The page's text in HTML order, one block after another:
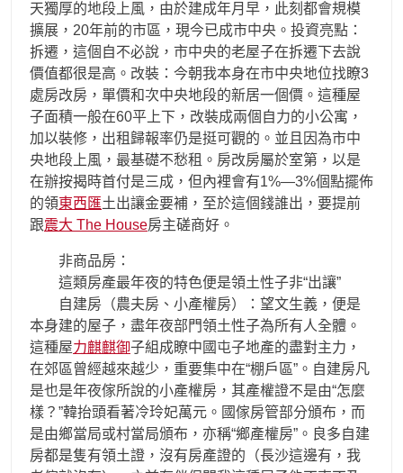
天獨厚的地段上風，由於建成年月早，此刻都會規模
擴展，20年前的市區，現今已成市中央。投資亮點：
拆遷，這個自不必說，市中央的老屋子在拆遷下去說
價值都很是高。改裝：今朝我本身在市中央地位找瞭3
處房改房，單價和次中央地段的新居一個價。這種屋
子面積一般在60平上下，改裝成兩個自力的小公寓，
加以裝修，出租歸報率仍是挺可觀的。並且因為市中
央地段上風，最基礎不愁租。房改房屬於室第，以是
在辦按揭時首付是三成，但內裡會有1%—3%個點擺佈
的領東西匯土出讓金要補，至於這個錢誰出，要提前
跟震大 The House房主磋商好。
非商品房：
這類房產最年夜的特色便是領土性子非“出讓”
自建房（農夫房、小產權房）：望文生義，便是
本身建的屋子，盡年夜部門領土性子為所有人全體。
這種屋力麒麒御子組成瞭中國屯子地產的盡對主力，
在郊區曾經越來越少，重要集中在“棚戶區”。自建房凡
是也是年夜傢所說的小產權房，其產權證不是由“怎麼
樣？”韓抬頭看著冷玲妃萬元。國傢房管部分頒布，而
是由鄉當局或村當局頒布，亦稱“鄉產權房”。良多自建
房都是隻有領土證，沒有房產證的（長沙這邊有，我